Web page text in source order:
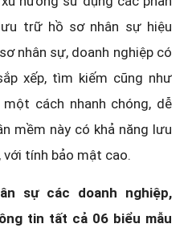
trữ hồ sơ nhân sự hiệu
nhân sự, doanh nghiệp có
xếp, tìm kiếm cũng như
cách nhanh chóng, dễ
mềm này có khả năng lưu
tính bảo mật cao.
sự các doanh nghiệp,
tin tất cả 06 biểu mẫu